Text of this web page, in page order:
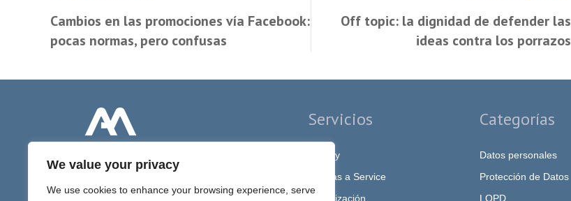
We value your privacy
We use cookies to enhance your browsing experience, serve
Cambios en las promociones vía Facebook:
pocas normas, pero confusas
Off topic: la dignidad de defender las
ideas contra los porrazos
Servicios
Privacy
DPO as a Service
Digitalización
Categorías
Datos personales
Protección de Datos
LOPD